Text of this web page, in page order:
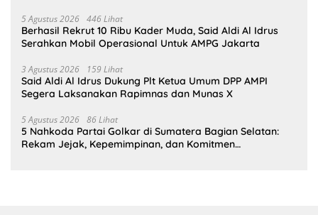
5 Agustus 2026 446 Lihat
Berhasil Rekrut 10 Ribu Kader Muda, Said Aldi Al Idrus
Serahkan Mobil Operasional Untuk AMPG Jakarta
3 Agustus 2026 159 Lihat
Said Aldi Al Idrus Dukung Plt Ketua Umum DPP AMPI
Segera Laksanakan Rapimnas dan Munas X
5 Agustus 2026 86 Lihat
5 Nahkoda Partai Golkar di Sumatera Bagian Selatan:
Rekam Jejak, Kepemimpinan, dan Komitmen